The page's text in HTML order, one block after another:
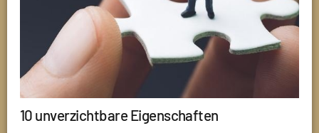
10 unverzichtbare Eigenschaften